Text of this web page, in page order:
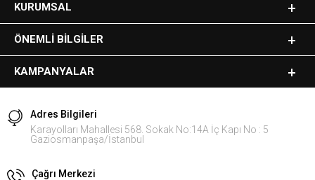
KURUMSAL
ÖNEMLI BILGILER
KAMPANYALAR
Adres Bilgileri
Karayolları Mahallesi 568. Sokak No:14A İç Kapı No : 5
Gaziosmanpaşa/İstanbul
Çağrı Merkezi